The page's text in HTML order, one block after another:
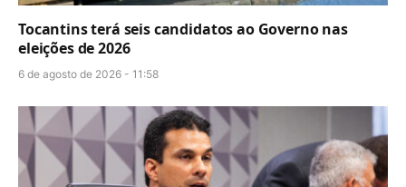
Tocantins terá seis candidatos ao Governo nas
eleições de 2026
6 de agosto de 2026 - 11:58